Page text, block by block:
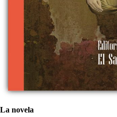
La novela